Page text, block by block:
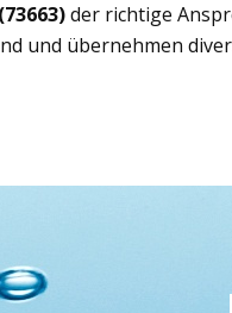
der richtige
und übernehmen